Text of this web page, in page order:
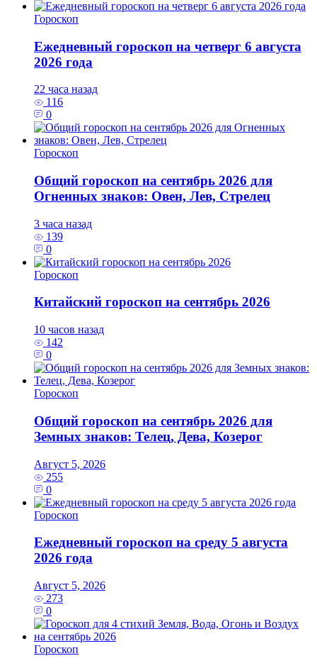
Гороскоп
Ежедневный гороскоп на четверг 6 августа
2026 года
22 часа назад
116
0
Гороскоп
Общий гороскоп на сентябрь 2026 для
Огненных знаков: Овен, Лев, Стрелец
3 часа назад
139
0
Гороскоп
Китайский гороскоп на сентябрь 2026
10 часов назад
142
0
Гороскоп
Общий гороскоп на сентябрь 2026 для
Земных знаков: Телец, Дева, Козерог
Август 5, 2026
255
0
Гороскоп
Ежедневный гороскоп на среду 5 августа
2026 года
Август 5, 2026
273
0
Гороскоп